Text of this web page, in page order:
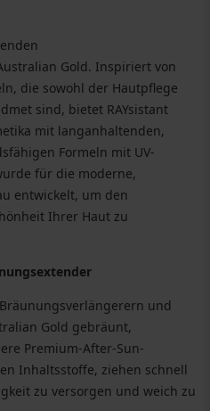
Gold. Inspiriert von
die sowohl der Hautpflege
sind, bietet RAYsistant
mit langanhaltenden,
Formeln mit UV-
für die moderne,
entwickelt, um den
Ihrer Haut zu
und
Gold gebräunt,
Premium-After-Sun-
Inhaltsstoffe, ziehen schnell
zu versorgen und weich zu